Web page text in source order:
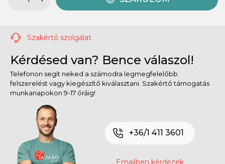
Szakértő szolgálat
Kérdésed van? Bence válaszol!
Telefonon segít neked a számodra legmegfelelőbb
felszerelést vagy kiegészítő kiválasztani. Szakértő támogatás
munkanapokon 9-17 óráig!
+36/1 411 3601
Emailben kérdezek